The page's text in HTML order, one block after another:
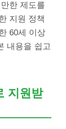
한 제도를
지원 정책
60세 이상
내용을 쉽고
지원받